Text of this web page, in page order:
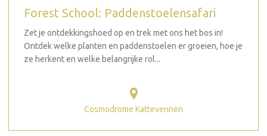
Forest School: Paddenstoelensafari
Zet je ontdekkingshoed op en trek met ons het bos in!
Ontdek welke planten en paddenstoelen er groeien, hoe je
ze herkent en welke belangrijke rol...
Cosmodrome Kattevennen